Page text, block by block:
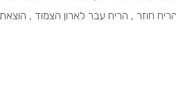
חוזר , הריח עבר לארון הצמוד ,